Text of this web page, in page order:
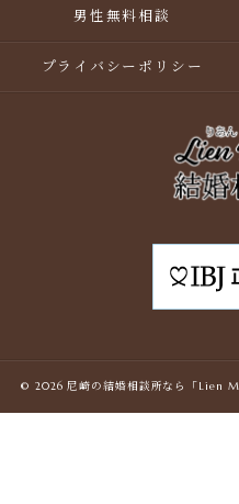
男性無料相談
プライバシーポリシー
© 2026 尼崎の結婚相談所なら「Lien